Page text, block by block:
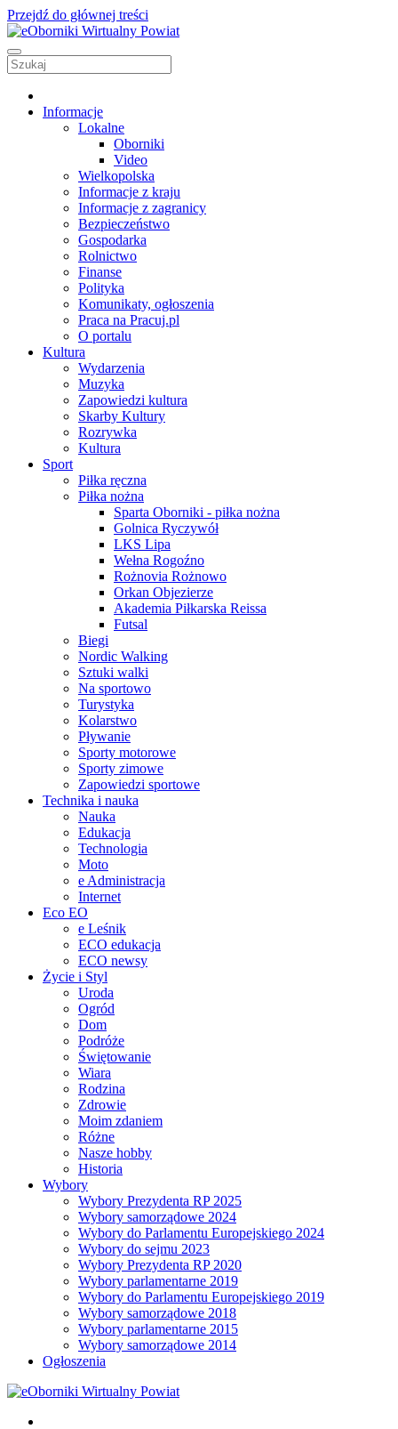
Przejdź do głównej treści
Informacje
Lokalne
Oborniki
Video
Wielkopolska
Informacje z kraju
Informacje z zagranicy
Bezpieczeństwo
Gospodarka
Rolnictwo
Finanse
Polityka
Komunikaty, ogłoszenia
Praca na Pracuj.pl
O portalu
Kultura
Wydarzenia
Muzyka
Zapowiedzi kultura
Skarby Kultury
Rozrywka
Kultura
Sport
Piłka ręczna
Piłka nożna
Sparta Oborniki - piłka nożna
Golnica Ryczywół
LKS Lipa
Wełna Rogoźno
Rożnovia Rożnowo
Orkan Objezierze
Akademia Piłkarska Reissa
Futsal
Biegi
Nordic Walking
Sztuki walki
Na sportowo
Turystyka
Kolarstwo
Pływanie
Sporty motorowe
Sporty zimowe
Zapowiedzi sportowe
Technika i nauka
Nauka
Edukacja
Technologia
Moto
e Administracja
Internet
Eco EO
e Leśnik
ECO edukacja
ECO newsy
Życie i Styl
Uroda
Ogród
Dom
Podróże
Świętowanie
Wiara
Rodzina
Zdrowie
Moim zdaniem
Różne
Nasze hobby
Historia
Wybory
Wybory Prezydenta RP 2025
Wybory samorządowe 2024
Wybory do Parlamentu Europejskiego 2024
Wybory do sejmu 2023
Wybory Prezydenta RP 2020
Wybory parlamentarne 2019
Wybory do Parlamentu Europejskiego 2019
Wybory samorządowe 2018
Wybory parlamentarne 2015
Wybory samorządowe 2014
Ogłoszenia